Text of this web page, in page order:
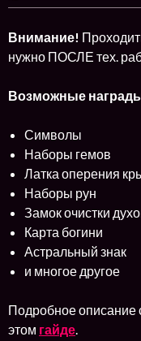
Внимание!
нужно ПОСЛЕ тех.
Возможные
Символы
Наборы гемов
Латка оперения
Наборы рун
Замок очистки
Карта богини
Астральный знак
и многое другое
Подробное описание
этом гайде